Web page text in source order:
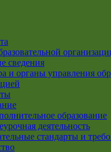
сведения
и органы управления
образование
деятельность
стандарты и